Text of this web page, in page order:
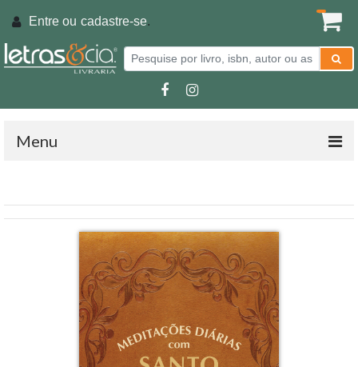
Entre ou cadastre-se.
Menu